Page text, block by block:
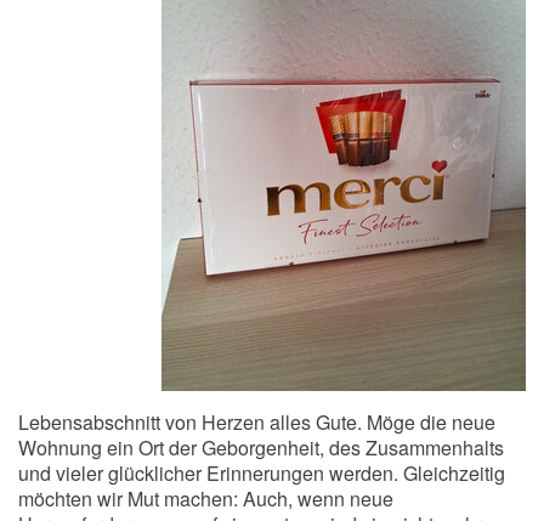
Lebensabschnitt von Herzen alles Gute. Möge die neue
Wohnung ein Ort der Geborgenheit, des Zusammenhalts
und vieler glücklicher Erinnerungen werden. Gleichzeitig
möchten wir Mut machen: Auch, wenn neue